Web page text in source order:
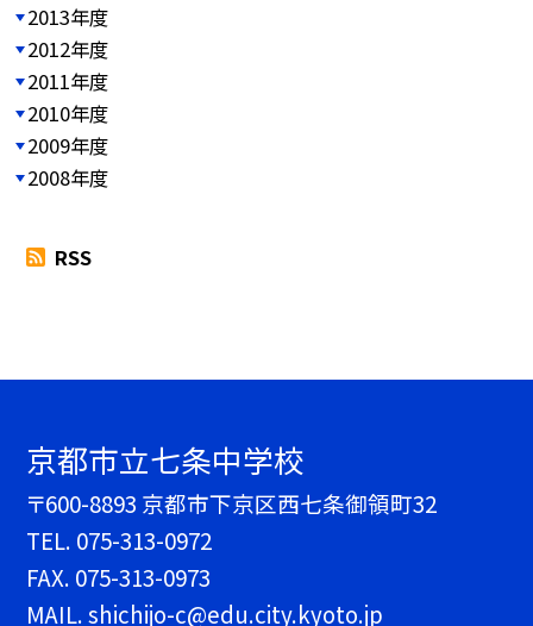
2013年度
2012年度
2011年度
2010年度
2009年度
2008年度
RSS
京都市立七条中学校
〒600-8893 京都市下京区西七条御領町32
TEL. 075-313-0972
FAX. 075-313-0973
MAIL. shichijo-c@edu.city.kyoto.jp